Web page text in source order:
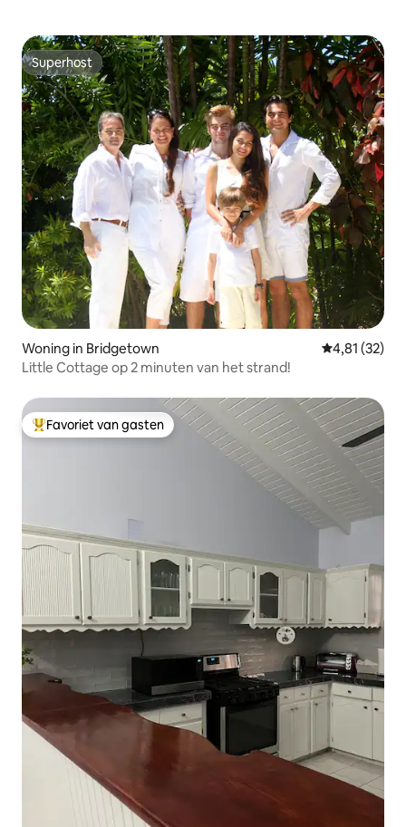
Superhost
Superhost
Woning in Bridgetown Gemiddelde
4,81 (32)
Little Cottage op 2 minuten van het strand!
Topfavoriet van gasten
Favoriet van gasten